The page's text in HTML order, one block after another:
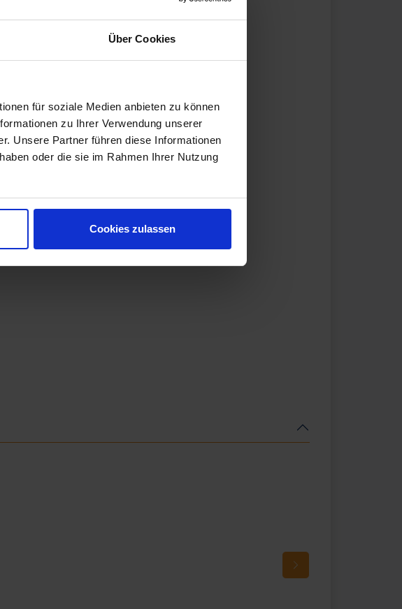
Über Cookies
für soziale Medien anbieten zu können
zu Ihrer Verwendung unserer
Unsere Partner führen diese Informationen
oder die sie im Rahmen Ihrer Nutzung
Cookies zulassen